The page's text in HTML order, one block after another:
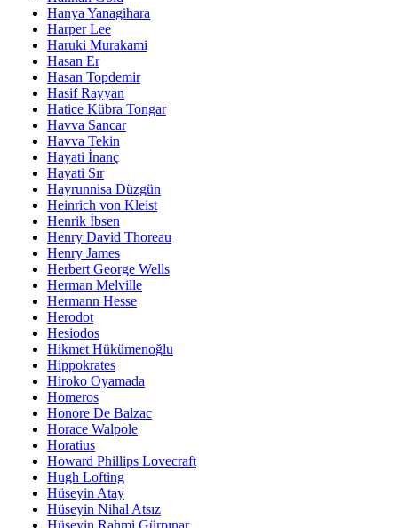
Hanya Yanagihara
Harper Lee
Haruki Murakami
Hasan Er
Hasan Topdemir
Hasif Rayyan
Hatice Kübra Tongar
Havva Sancar
Havva Tekin
Hayati İnanç
Hayati Sır
Hayrunnisa Düzgün
Heinrich von Kleist
Henrik İbsen
Henry David Thoreau
Henry James
Herbert George Wells
Herman Melville
Hermann Hesse
Herodot
Hesiodos
Hikmet Hükümenoğlu
Hippokrates
Hiroko Oyamada
Homeros
Honore De Balzac
Horace Walpole
Horatius
Howard Phillips Lovecraft
Hugh Lofting
Hüseyin Atay
Hüseyin Nihal Atsız